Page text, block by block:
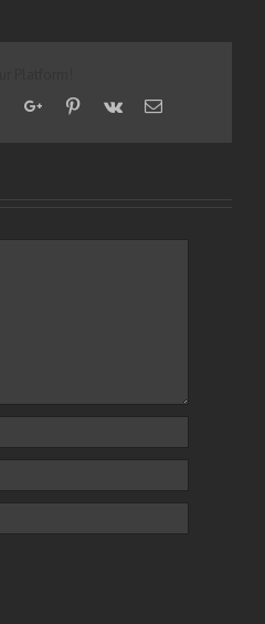
TumblrGoogle+Pinterest
Vk Email